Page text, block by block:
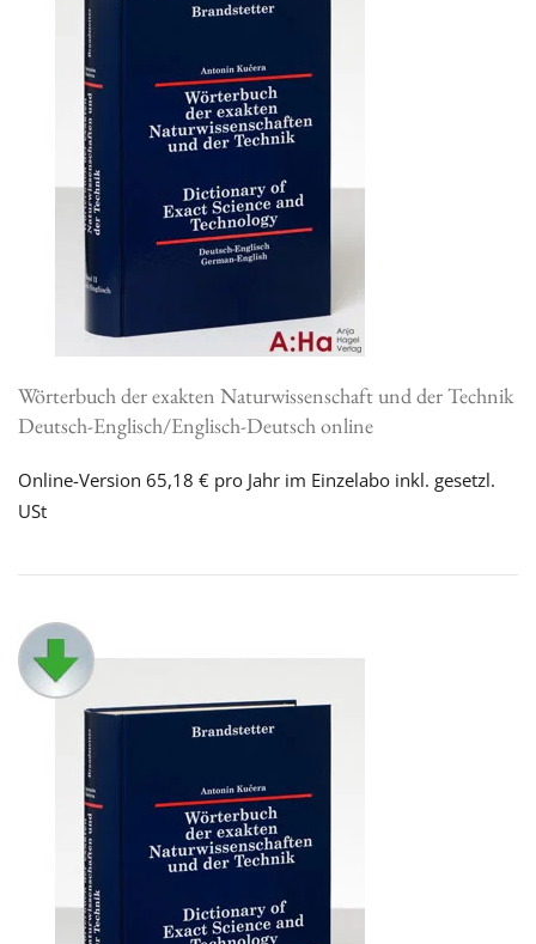
Wörterbuch der exakten Naturwissenschaft und der Technik
Deutsch-Englisch/Englisch-Deutsch online
Online-Version 65,18 € pro Jahr im Einzelabo inkl. gesetzl.
USt